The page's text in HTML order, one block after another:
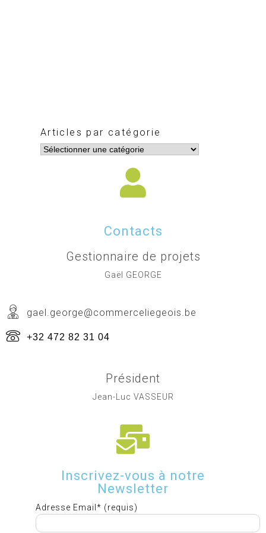
Articles par catégorie
Contacts
Gestionnaire de projets
Gaël GEORGE
gael.george@commerceliegeois.be
+32 472 82 31 04
Président
Jean-Luc VASSEUR
Inscrivez-vous à notre
Newsletter
Adresse Email* (requis)